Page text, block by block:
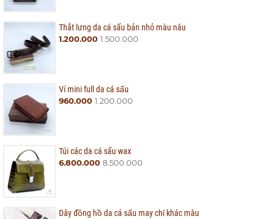
Thắt lưng da cá sấu bản nhỏ màu nâu
1.200.000 1.500.000
Ví mini full da cá sấu
960.000 1.200.000
Túi các da cá sấu wax
6.800.000 8.500.000
Dây đồng hồ da cá sấu may chỉ khác màu